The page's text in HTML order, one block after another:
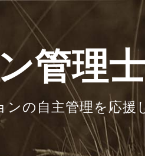
管理
ンの自主管理を応援